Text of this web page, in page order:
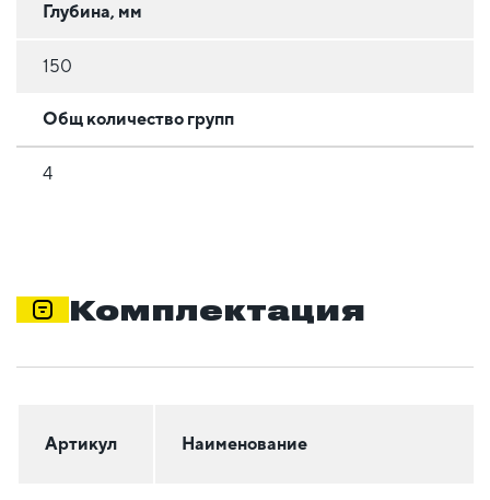
Глубина, мм
150
Общ количество групп
4
Комплектация
Артикул Наименование